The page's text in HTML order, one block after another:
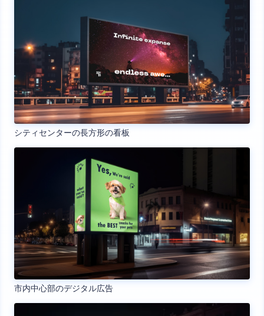
シティセンターの長方形の看板
市内中心部のデジタル広告